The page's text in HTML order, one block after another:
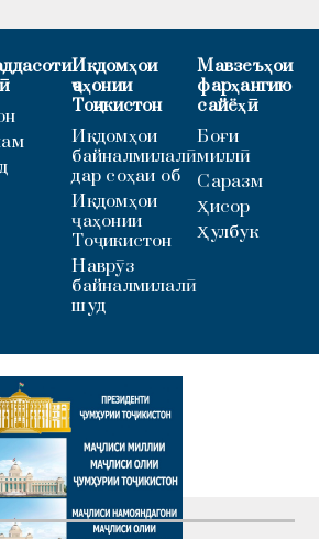
Иқдомҳои
ҷаҳонии
Тоҷикистон
Иқдомҳои
байналмилалӣ
дар соҳаи об
Иқдомҳои
ҷаҳонии
Тоҷикистон
Наврӯз
байналмилалӣ
шуд
Мавзеъҳои
фарҳангию
сайёҳӣ
Боғи
миллӣ
Саразм
Ҳисор
Ҳулбук